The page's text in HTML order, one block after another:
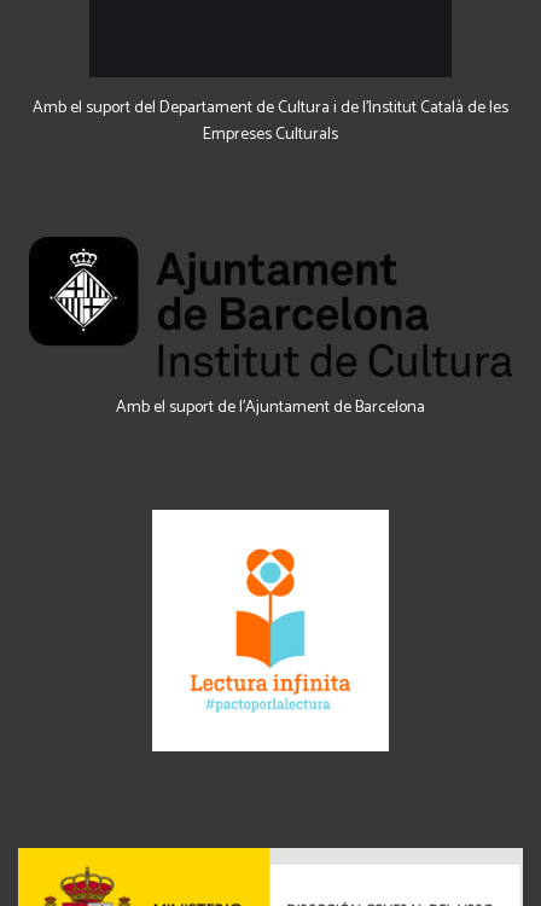
Amb el suport del Departament de Cultura i de l'Institut Català de les
Empreses Culturals
Amb el suport de l’Ajuntament de Barcelona